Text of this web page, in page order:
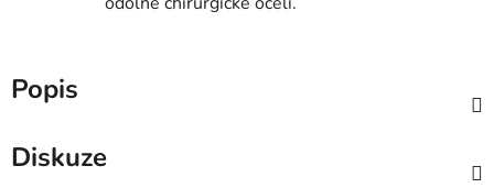
Popis
Diskuze